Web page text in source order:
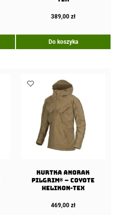
389,00 zł
Do koszyka
Kurtka Anorak
PILGRIM® – Coyote
Helikon-Tex
469,00 zł